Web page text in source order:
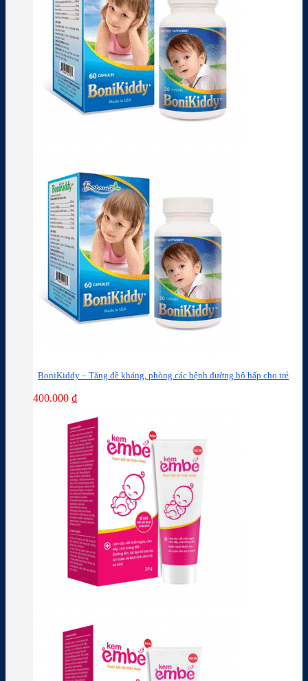
BoniKiddy – Tăng đề kháng, phòng các bệnh đường hô hấp cho trẻ
400.000 ₫